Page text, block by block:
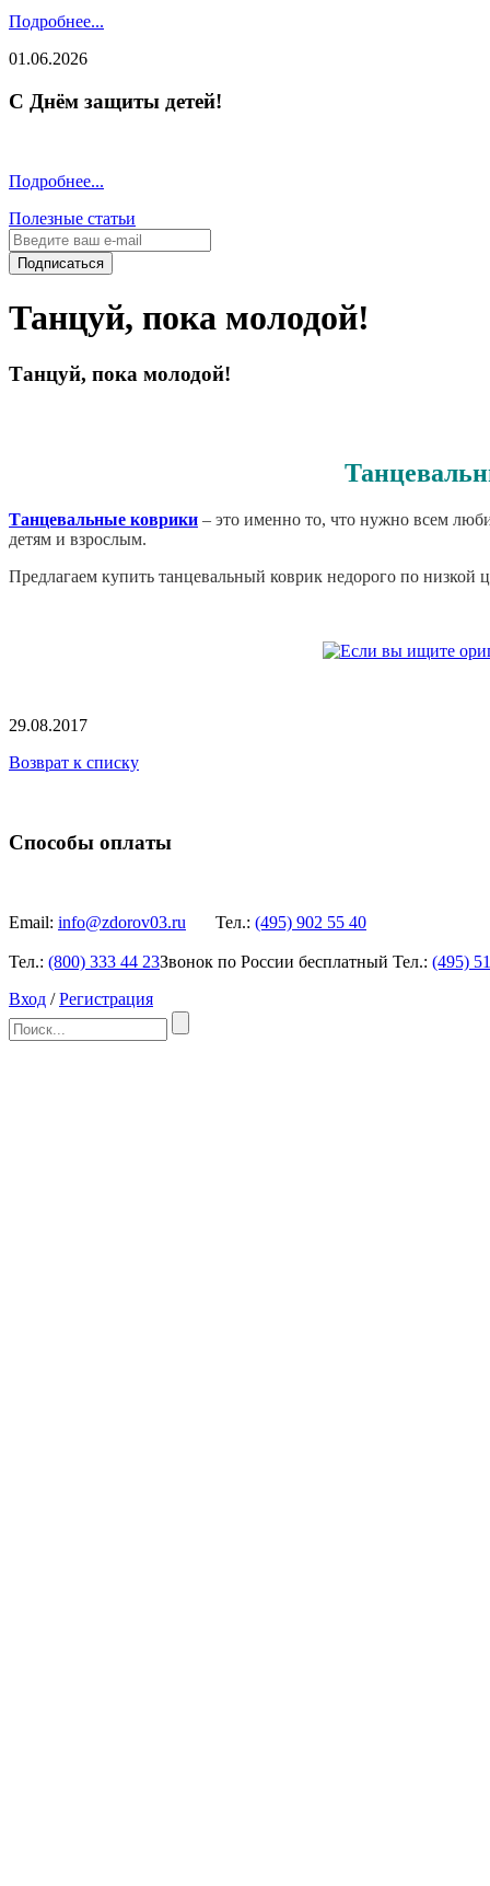
Подробнее...
01.06.2026
С Днём защиты детей!
Подробнее...
Полезные статьи
Подписаться
Танцуй, пока молодой!
Танцуй, пока молодой!
Танцевальные коврики – это именно то, что нужно всем
детям и взрослым.
Предлагаем купить танцевальный коврик недорого по низкой
29.08.2017
Возврат к списку
Способы оплаты
Email: info@zdorov03.ru Тел.: (495) 902 55 40
Тел.: (800) 333 44 23Звонок по России бесплатный Тел.: (495)
Вход /Регистрация